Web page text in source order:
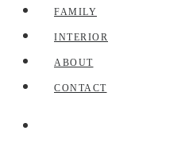
FAMILY
INTERIOR
ABOUT
CONTACT